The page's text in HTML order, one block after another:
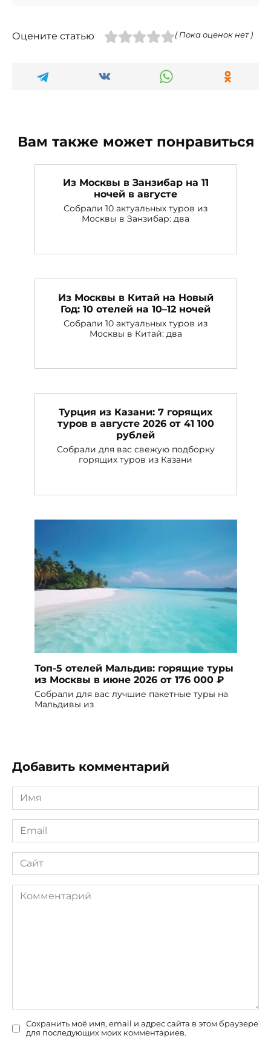
Оцените статью ( Пока оценок нет )
Вам также может понравиться
Из Москвы в Занзибар на 11
ночей в августе
Собрали 10 актуальных туров из
Москвы в Занзибар: два
Из Москвы в Китай на Новый
Год: 10 отелей на 10–12 ночей
Собрали 10 актуальных туров из
Москвы в Китай: два
Турция из Казани: 7 горящих
туров в августе 2026 от 41 100
рублей
Собрали для вас свежую подборку
горящих туров из Казани
Топ-5 отелей Мальдив: горящие туры
из Москвы в июне 2026 от 176 000 ₽
Собрали для вас лучшие пакетные туры на
Мальдивы из
Добавить комментарий
Имя
Email
Сайт
Комментарий
Сохранить моё имя, email и адрес сайта в этом браузере
для последующих моих комментариев.